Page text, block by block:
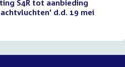
S4R tot aanbieding
d.d. 19 mei